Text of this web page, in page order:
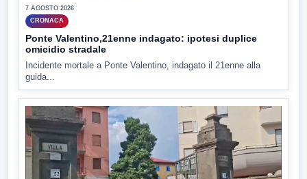
7 AGOSTO 2026
CRONACA
Ponte Valentino,21enne indagato: ipotesi duplice
omicidio stradale
Incidente mortale a Ponte Valentino, indagato il 21enne alla
guida...